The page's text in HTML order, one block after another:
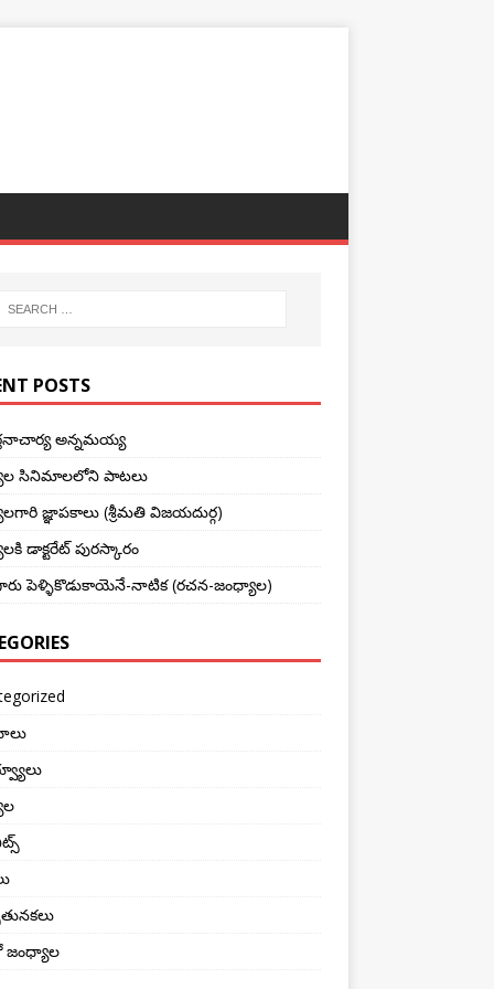
POSTS
అన్నమయ్య
సినిమాలలోని పాటలు
జ్ఞాపకాలు (శ్రీమతి విజయదుర్గ)
డాక్టరేట్ పురస్కారం
పెళ్ళికొడుకాయెనే-నాటిక (రచన-జంధ్యాల)
జంధ్యాల